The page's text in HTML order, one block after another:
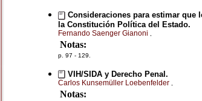
Consideraciones para estimar que
la Constitución Política del Estado.
Fernando Saenger Gianoni
Notas:
p. 97 - 129.
VIH/SIDA y Derecho Penal.
Carlos Kunsemüller Loebenfelder
Notas: